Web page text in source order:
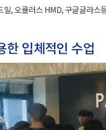
, 오큘러스 HMD, 구글글라스
한 입체적인 수업